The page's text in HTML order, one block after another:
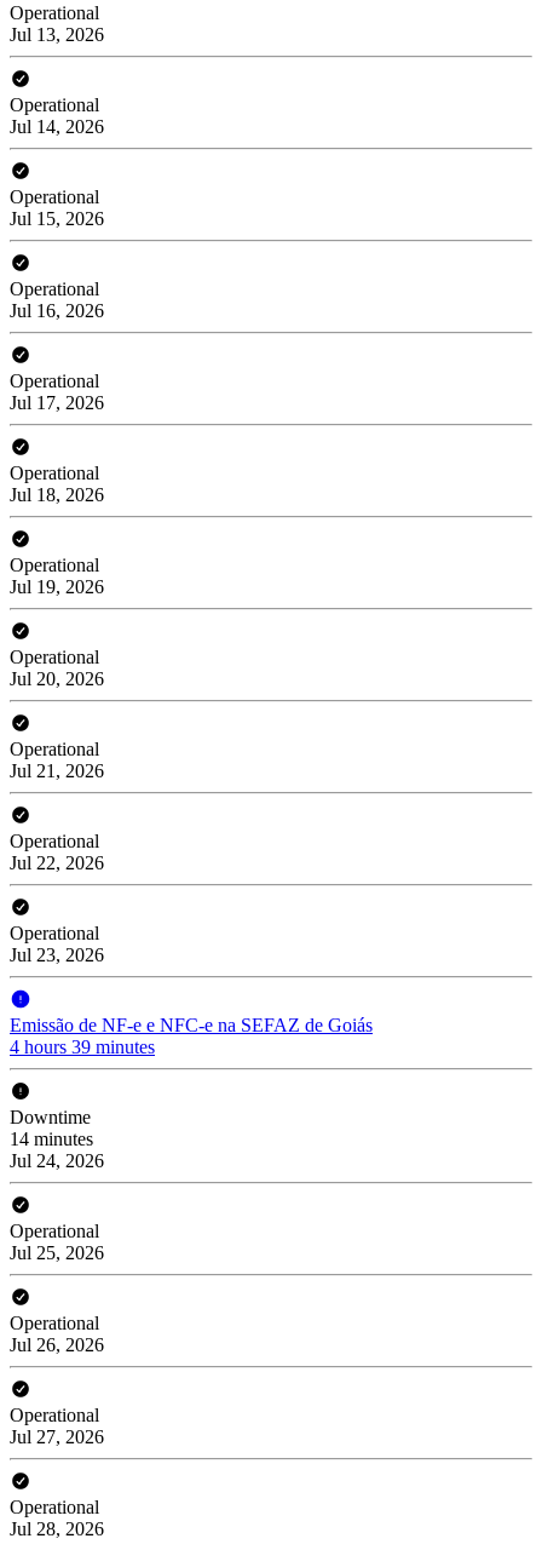
Operational
Jul 13, 2026
Operational
Jul 14, 2026
Operational
Jul 15, 2026
Operational
Jul 16, 2026
Operational
Jul 17, 2026
Operational
Jul 18, 2026
Operational
Jul 19, 2026
Operational
Jul 20, 2026
Operational
Jul 21, 2026
Operational
Jul 22, 2026
Operational
Jul 23, 2026
Emissão de NF-e e NFC-e na SEFAZ de Goiás
4 hours 39 minutes
Downtime
14 minutes
Jul 24, 2026
Operational
Jul 25, 2026
Operational
Jul 26, 2026
Operational
Jul 27, 2026
Operational
Jul 28, 2026